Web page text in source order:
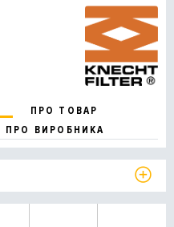
ПРО ТОВАР
ПРО ВИРОБНИКА